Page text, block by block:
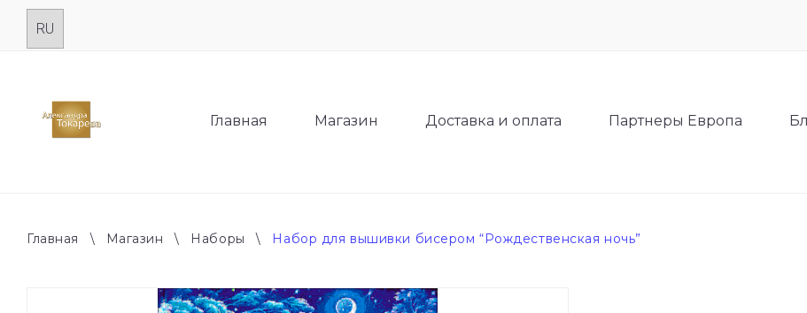
Skip
Главная Магазин Доставка и оплата Партнеры Европа
Главная \ Магазин \ Наборы \ Набор для вышивки бисером “Рождественская ночь”